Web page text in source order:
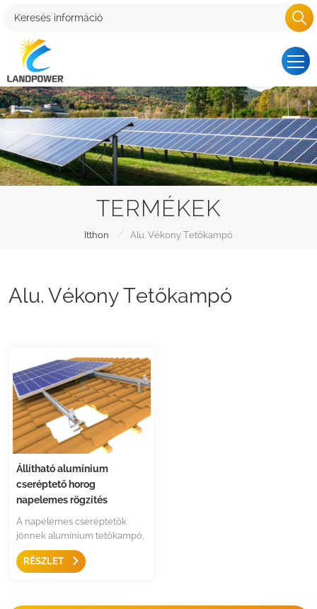
TERMÉKEK
Itthon / Alu. Vékony Tetőkampó
Alu. Vékony Tetőkampó
Állítható alumínium
cseréptető horog
napelemes rögzítés
A napelemes cseréptetők
jönnek alumínium tetőkampó,
ez univerzális kialakítás szinte
minden típusú csempe
RÉSZLET